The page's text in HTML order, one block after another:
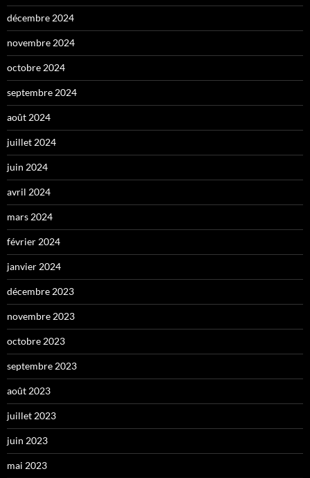
décembre 2024
novembre 2024
octobre 2024
septembre 2024
août 2024
juillet 2024
juin 2024
avril 2024
mars 2024
février 2024
janvier 2024
décembre 2023
novembre 2023
octobre 2023
septembre 2023
août 2023
juillet 2023
juin 2023
mai 2023